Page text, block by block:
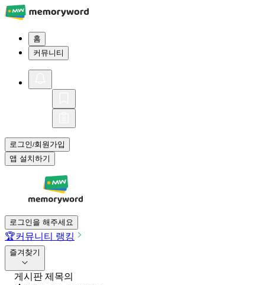
홈
커뮤니티
로그인/회원가입
앱 설치하기
로그인을 해주세요
🏆커뮤니티 랭킹
즐겨찾기
게시판 제목의